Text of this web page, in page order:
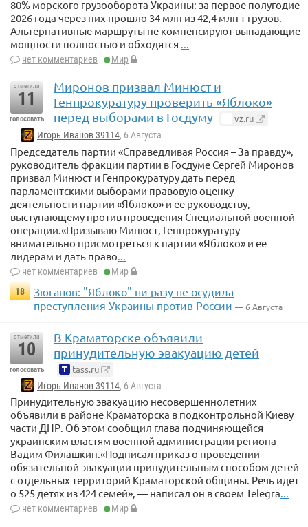
80% морского грузооборота Украины: за первое полугодие
2026 года через них прошло 34 млн из 42,4 млн т грузов.
Альтернативные маршруты не компенсируют выпадающие
мощности полностью и обходятся ...
нет комментариев Мир
отметили
11
голосовать
Миронов призвал Минюст и
Генпрокуратуру проверить «Яблоко»
перед выборами в Госдуму
vz.ru
Игорь Иванов 39114, 6 Августа
Председатель партии «Справедливая Россия – За правду»,
руководитель фракции партии в Госдуме Сергей Миронов
призвал Минюст и Генпрокуратуру дать перед
парламентскими выборами правовую оценку
деятельности партии «Яблоко» и ее руководству,
выступающему против проведения Специальной военной
операции.«Призываю Минюст, Генпрокуратуру
внимательно присмотреться к партии «Яблоко» и ее
лидерам и дать право
нет комментариев
Мир
18
Зюганов: "Яблоко" ни разу не осудила
преступления Украины против России — 6 Августа
отметили
10
голосовать
В Краматорске объявили
принудительную эвакуацию детей
tass.ru
Игорь Иванов 39114, 6 Августа
Принудительную эвакуацию несовершеннолетних
объявили в районе Краматорска в подконтрольной Киеву
части ДНР. Об этом сообщил глава подчиняющейся
украинским властям военной администрации региона
Вадим Филашкин.«Подписал приказ о проведении
обязательной эвакуации принудительным способом детей
с отдельных территорий Краматорской общины. Речь идет
о 525 детях из 424 семей», — написал он в своем Telegra...
нет комментариев Мир